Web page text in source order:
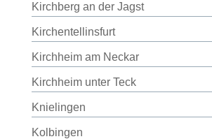
Kirchberg an der Jagst
Kirchentellinsfurt
Kirchheim am Neckar
Kirchheim unter Teck
Knielingen
Kolbingen